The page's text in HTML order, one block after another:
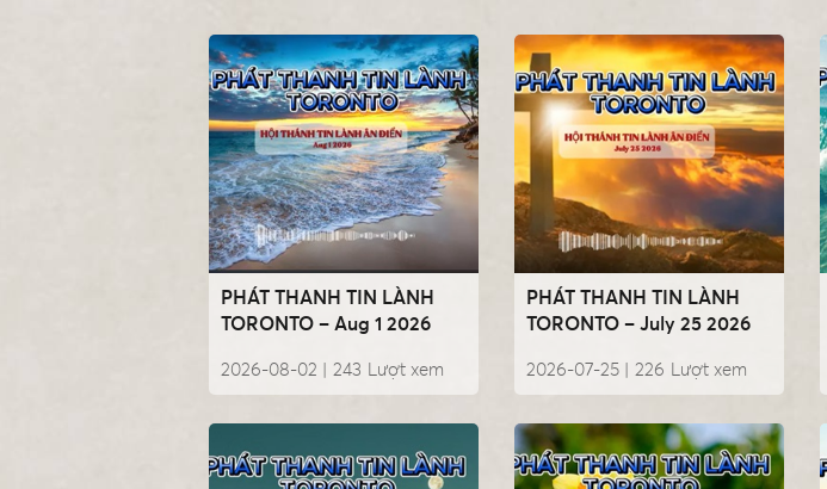
PHÁT THANH TIN LÀNH
TORONTO – Aug 1 2026
2026-08-02 | Lượt xem
243
PHÁT THANH TIN LÀNH
TORONTO – July 25 2026
2026-07-25 | Lượt xem
226